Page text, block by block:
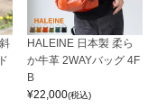
HALEINE 日本製 柔ら
か牛革 2WAYバッグ 4F
B
¥22,000(税込)